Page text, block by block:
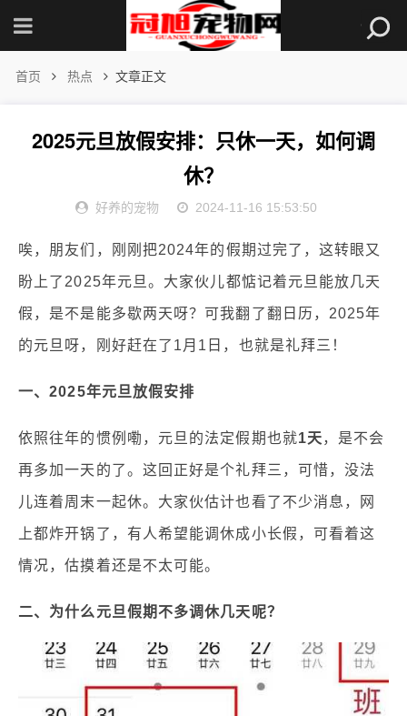
首页 热点 文章正文
2025元旦放假安排：只休一天，如何调
休？
好养的宠物 2024-11-16 15:53:50
唉，朋友们，刚刚把2024年的假期过完了，这转眼又
盼上了2025年元旦。大家伙儿都惦记着元旦能放几天
假，是不是能多歇两天呀？可我翻了翻日历，2025年
的元旦呀，刚好赶在了1月1日，也就是礼拜三！
一、2025年元旦放假安排
依照往年的惯例嘞，元旦的法定假期也就1天，是不会
再多加一天的了。这回正好是个礼拜三，可惜，没法
儿连着周末一起休。大家伙估计也看了不少消息，网
上都炸开锅了，有人希望能调休成小长假，可看着这
情况，估摸着还是不太可能。
二、为什么元旦假期不多调休几天呢？